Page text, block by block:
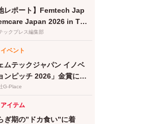
レポート】Femtech Jap
Japan 2026 in TO
フェムテックジャパン20
みが集結
ックプレス編集部
イベント
ムテックジャパン イノベ
ンピッチ 2026」金賞に竹
でんぷん由来吸収体の生
G-Place
アイテム
ぎ期の”ドカ食い”に着